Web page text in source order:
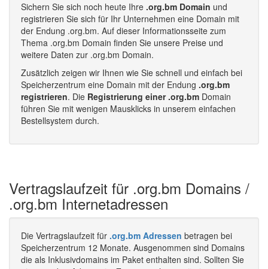
Sichern Sie sich noch heute Ihre .org.bm Domain und
registrieren Sie sich für Ihr Unternehmen eine Domain mit
der Endung .org.bm. Auf dieser Informationsseite zum
Thema .org.bm Domain finden Sie unsere Preise und
weitere Daten zur .org.bm Domain.
Zusätzlich zeigen wir Ihnen wie Sie schnell und einfach bei
Speicherzentrum eine Domain mit der Endung .org.bm
registrieren. Die Registrierung einer .org.bm Domain
führen Sie mit wenigen Mausklicks in unserem einfachen
Bestellsystem durch.
Vertragslaufzeit für .org.bm Domains /
.org.bm Internetadressen
Die Vertragslaufzeit für .org.bm Adressen betragen bei
Speicherzentrum 12 Monate. Ausgenommen sind Domains
die als Inklusivdomains im Paket enthalten sind. Sollten Sie